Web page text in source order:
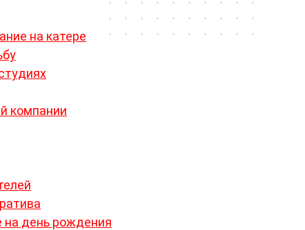
на катере
компании
на день рождения